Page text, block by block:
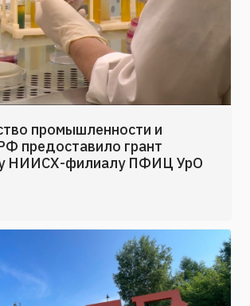
промышленности и
предоставило грант
НИИСХ-филиалу ПФИЦ УрО